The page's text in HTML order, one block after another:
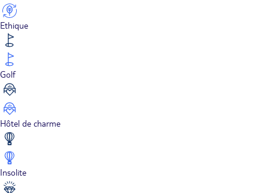
Ethique
Golf
Hôtel de charme
Insolite